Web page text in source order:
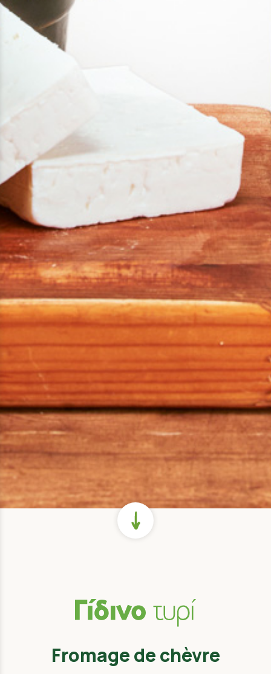
Fromage de chèvre